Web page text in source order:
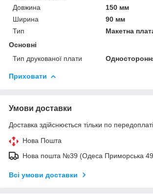
Довжина
150 мм
Ширина
90 мм
Тип
Макетна
Основні
Тип друкованої плати
Приховати
Умови доставки
Доставка здійснюється тільки по передоплаті.
Нова Пошта
Нова пошта №39 (Одеса Приморська
Всі умови доставки